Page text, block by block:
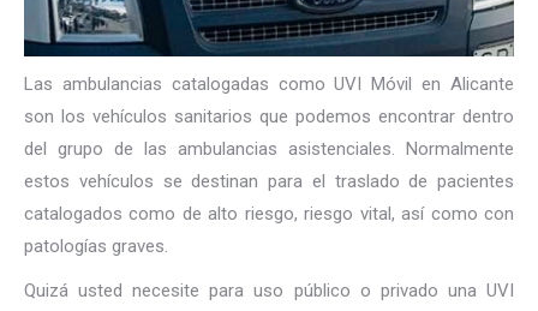
Las ambulancias catalogadas como UVI Móvil en Alicante
son los vehículos sanitarios que podemos encontrar dentro
del grupo de las ambulancias asistenciales. Normalmente
estos vehículos se destinan para el traslado de pacientes
catalogados como de alto riesgo, riesgo vital, así como con
patologías graves.
Quizá usted necesite para uso público o privado una UVI